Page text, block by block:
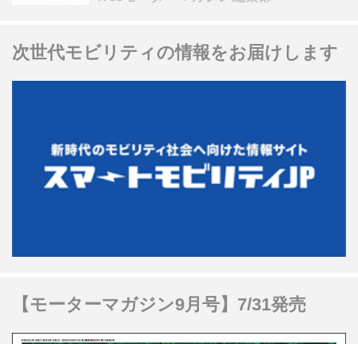
次世代モビリティの情報をお届けします
【モーターマガジン9月号】7/31発売